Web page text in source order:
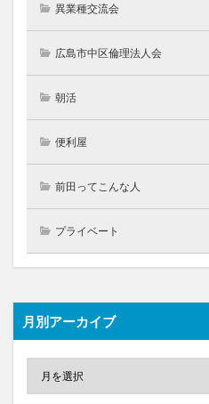
異業種交流会
広島市中区倫理法人会
朝活
便利屋
前田ってこんな人
プライベート
月別アーカイブ